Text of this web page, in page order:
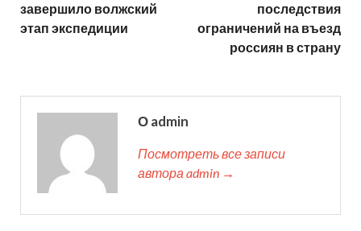
завершило волжский
этап экспедиции
последствия
ограничений на въезд
россиян в страну
О admin
Посмотреть все записи
автора admin →